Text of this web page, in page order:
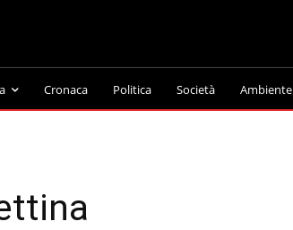
Cronaca Politica Società Ambiente